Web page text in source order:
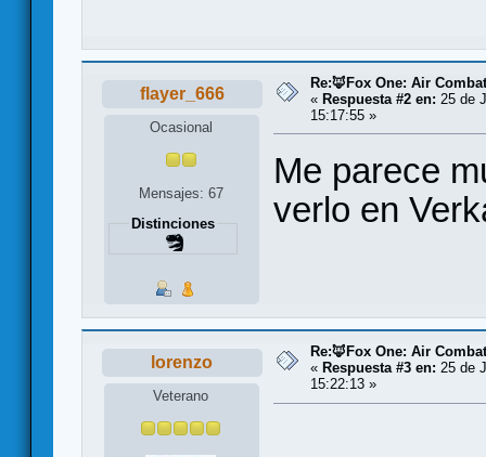
flayer_666
Ocasional
Mensajes: 67
Distinciones
Re:🦊Fox One: Air
« Respuesta #2 en: 25 de
15:17:55 »
Me parece
verlo en
lorenzo
Veterano
Re:🦊Fox One: Air
« Respuesta #3 en: 25 de
15:22:13 »